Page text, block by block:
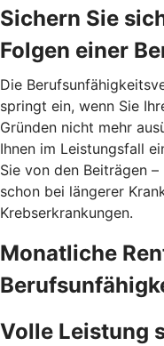
Sichern Sie
Folgen einer
Die
springt ein, wenn Sie
Gründen nicht mehr
Ihnen im Leistungsfall
Sie von den Beiträgen
schon bei längerer
Krebserkrankungen.
Monatliche
Volle Leistung